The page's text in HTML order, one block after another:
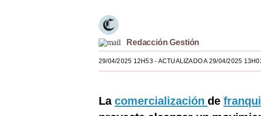
Redacción Gestión
29/04/2025 12H53- ACTUALIZADO A 29/04/2025
La comercialización de